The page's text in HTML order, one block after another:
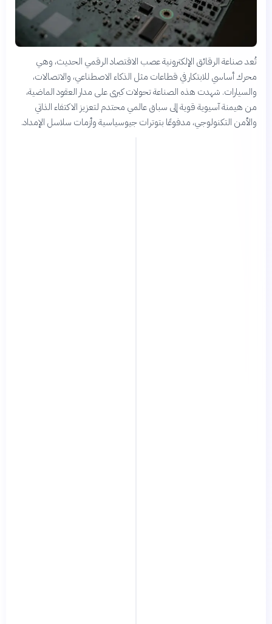
تُعد صناعة الرقائق الإلكترونية عصب الاقتصاد الرقمي الحديث، وهي
محرك أساسي للابتكار في قطاعات مثل الذكاء الاصطناعي، والاتصالات،
والسيارات. شهدت هذه الصناعة تحولات كبرى على مدار العقود الماضية،
من هيمنة آسيوية قوية إلى سباق عالمي محتدم لتعزيز الاكتفاء الذاتي
والأمن التكنولوجي، مدفوعًا بتوترات جيوسياسية وأزمات سلاسل الإمداد.